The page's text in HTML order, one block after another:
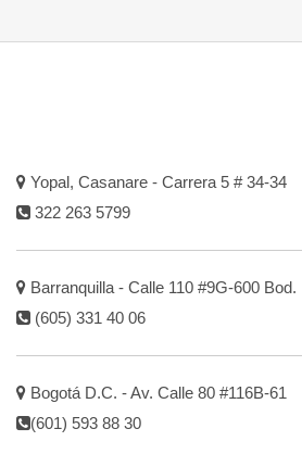
Yopal, Casanare - Carrera 5 # 34-34
322 263 5799
Barranquilla - Calle 110 #9G-600 Bod.
(605) 331 40 06
Bogotá D.C. - Av. Calle 80 #116B-61
(601) 593 88 30